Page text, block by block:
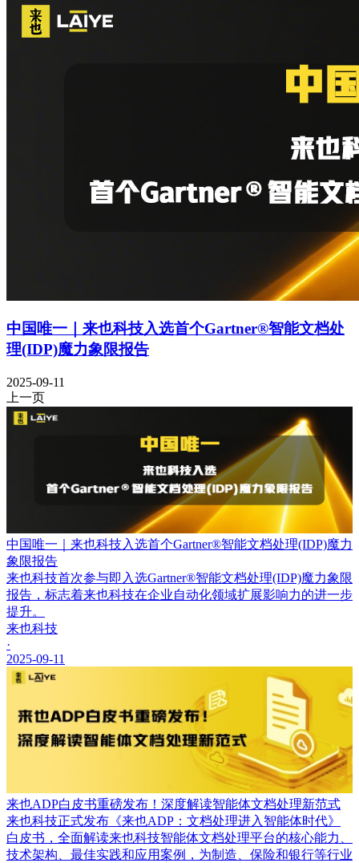
中国唯一｜来也科技入选首个Gartner®智能文档处
理(IDP)魔力象限报告
2025-09-11
上一页
中国唯一｜来也科技入选首个Gartner®智能文档处理(IDP)魔力
象限报告
来也科技首次参与即入选Gartner®智能文档处理(IDP)魔力象限
报告，标志着来也科技在企业自动化领域扩展影响力的进一步
提升。
来也科技
·
2025-09-11
来也ADP白皮书重磅发布！深度解读智能体文档处理新范式
来也科技正式发布《来也ADP：文档处理进入智能体时代》
白皮书，全面解读来也科技智能体文档处理平台的核心能力、
技术架构、最佳实践和应用案例，为制造、保险和银行等行业